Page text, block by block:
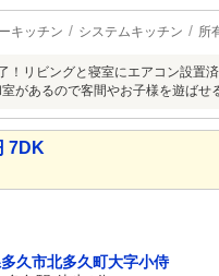
キッチン システムキッチン 所
！リビングと寝室にエアコン設
があるので客間やお子様を遊ばせ
7DK
久市北多久町大字小侍